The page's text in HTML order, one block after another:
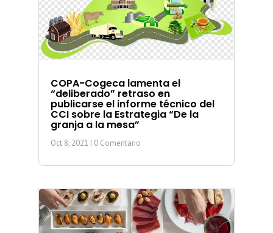
COPA-Cogeca lamenta el
“deliberado” retraso en
publicarse el informe técnico del
CCI sobre la Estrategia “De la
granja a la mesa”
Oct 8, 2021 | 0 Comentario